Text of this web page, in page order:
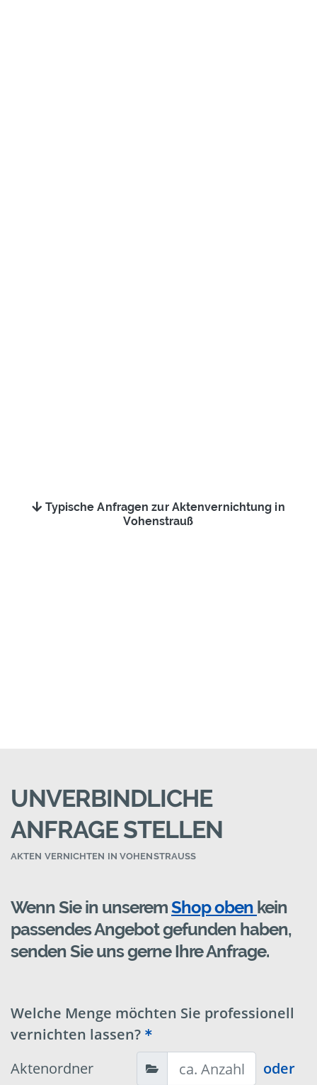
Typische Anfragen zur Aktenvernichtung in
Vohenstrauß
UNVERBINDLICHE
ANFRAGE STELLEN
AKTEN VERNICHTEN IN VOHENSTRAUSS
Wenn Sie in unseremShop oben kein
passendes Angebot gefunden haben,
senden Sie uns gerne Ihre Anfrage.
Welche Menge möchten Sie professionell
vernichten lassen?
Aktenordner
oder